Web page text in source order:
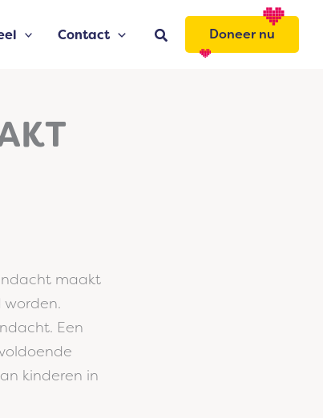
Contact Zoeken Doneer nu
maakt
worden.
Een
kinderen in